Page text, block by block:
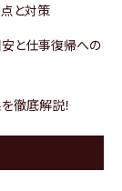
と対策
と仕事復帰への
徹底解説！